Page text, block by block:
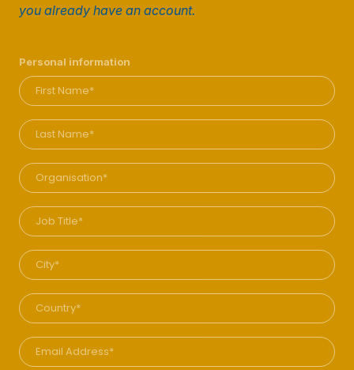
you already have an account.
Personal information